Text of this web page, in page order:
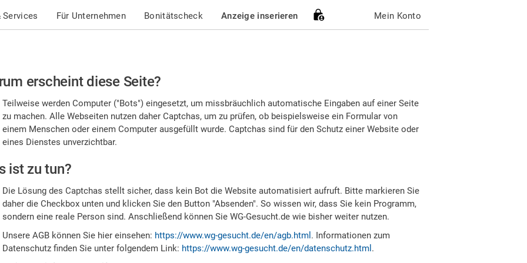
Services Für Unternehmen Bonitätscheck Anzeige inserieren Mein Konto
erscheint diese Seite?
Teilweise werden Computer ("Bots") eingesetzt, um missbräuchlich automatische Eingaben auf einer Seite
zu machen. Alle Webseiten nutzen daher Captchas, um zu prüfen, ob beispielsweise ein Formular von
einem Menschen oder einem Computer ausgefüllt wurde. Captchas sind für den Schutz einer Website oder
eines Dienstes unverzichtbar.
ist zu tun?
Die Lösung des Captchas stellt sicher, dass kein Bot die Website automatisiert aufruft. Bitte markieren Sie
daher die Checkbox unten und klicken Sie den Button "Absenden". So wissen wir, dass Sie kein Programm,
sondern eine reale Person sind. Anschließend können Sie WG-Gesucht.de wie bisher weiter nutzen.
Unsere AGB können Sie hier einsehen: https://www.wg-gesucht.de/en/agb.html . Informationen zum
Datenschutz finden Sie unter folgendem Link: https://www.wg-gesucht.de/en/datenschutz.html .